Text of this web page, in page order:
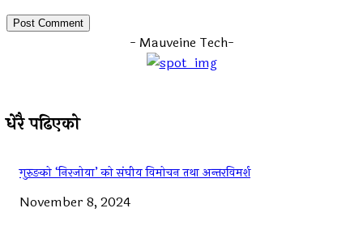
- Mauveine Tech-
धेरै पढिएको
गुरुङको ‘निरजोया’ को संघीय विमोचन तथा अन्तरविमर्श
November 8, 2024